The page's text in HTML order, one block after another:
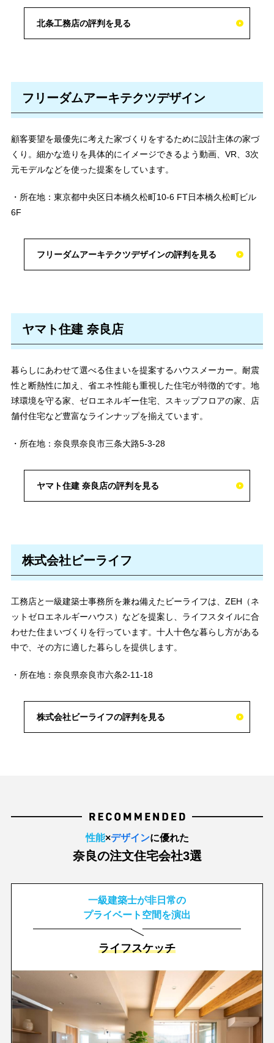
北条工務店の評判を見る
フリーダムアーキテクツデザイン
顧客要望を最優先に考えた家づくりをするために設計主体の家づ
くり。細かな造りを具体的にイメージできるよう動画、VR、3次
元モデルなどを使った提案をしています。
・所在地：東京都中央区日本橋久松町10-6 FT日本橋久松町ビル
6F
フリーダムアーキテクツデザインの評判を見る
ヤマト住建 奈良店
暮らしにあわせて選べる住まいを提案するハウスメーカー。耐震
性と断熱性に加え、省エネ性能も重視した住宅が特徴的です。地
球環境を守る家、ゼロエネルギー住宅、スキップフロアの家、店
舗付住宅など豊富なラインナップを揃えています。
・所在地：奈良県奈良市三条大路5-3-28
ヤマト住建 奈良店の評判を見る
株式会社ビーライフ
工務店と一級建築士事務所を兼ね備えたビーライフは、ZEH（ネ
ットゼロエネルギーハウス）などを提案し、ライフスタイルに合
わせた住まいづくりを行っています。十人十色な暮らし方がある
中で、その方に適した暮らしを提供します。
・所在地：奈良県奈良市六条2-11-18
株式会社ビーライフの評判を見る
性能×デザインに優れた
奈良の注文住宅会社3選
一級建築士が非日常の
プライベート空間を演出
ライフスケッチ